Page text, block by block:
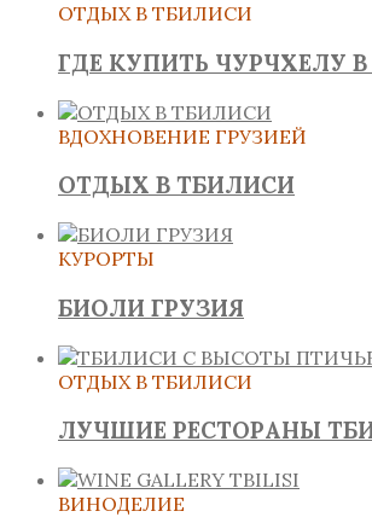
ОТДЫХ В ТБИЛИСИ
ГДЕ КУПИТЬ ЧУРЧХЕЛУ
ВДОХНОВЕНИЕ ГРУЗИЕЙ
ОТДЫХ В ТБИЛИСИ
КУРОРТЫ
БИОЛИ ГРУЗИЯ
ОТДЫХ В ТБИЛИСИ
ЛУЧШИЕ РЕСТОРАНЫ
ВИНОДЕЛИЕ